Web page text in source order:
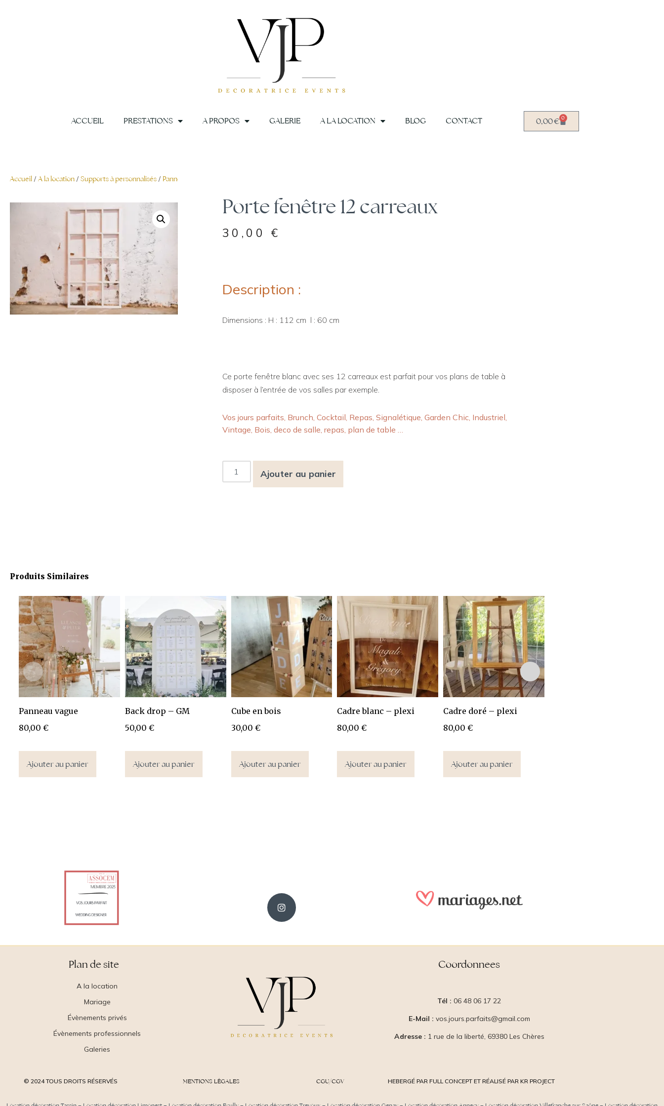
ACCUEIL PRESTATIONS A PROPOS GALERIE A LA LOCATION BLOG CONTACT 0,00€ 0
Accueil / A la location / Supports à personnalisés / Panneaux
Porte fenêtre 12 carreaux
30,00 €
Description :
Dimensions : H : 112 cm l : 60 cm
Ce porte fenêtre blanc avec ses 12 carreaux est parfait pour vos plans de table à
disposer à l’entrée de vos salles par exemple.
Vos jours parfaits, Brunch, Cocktail, Repas, Signalétique, Garden Chic, Industriel,
Vintage, Bois, deco de salle, repas, plan de table …
Ajouter au panier
Produits Similaires
Panneau vague
80,00 €
Ajouter au panier
Back drop – GM
50,00 €
Ajouter au panier
Cube en bois
30,00 €
Ajouter au panier
Cadre blanc – plexi
80,00€
Ajouter au panier
Cadre doré – plexi
80,00€
Ajouter au panier
Plan de site
A la location
Mariage
Évènements privés
Évènements professionnels
Galeries
Coordonnees
Tél :06 48 06 17 22
E-Mail : vos.jours.parfaits@gmail.com
Adresse : 1 rue de la liberté, 69380 Les Chères
© 2024 TOUS DROITS RÉSERVÉS MENTIONS LÉGALES CGU/CGV HEBERGÉ PAR FULL CONCEPT ET RÉALISÉ PAR KR PROJECT